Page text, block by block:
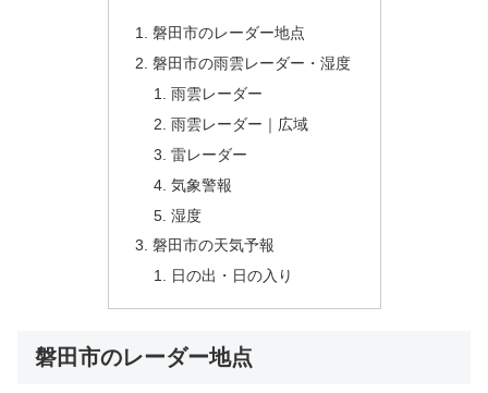
磐田市のレーダー地点
磐田市の雨雲レーダー・湿度
雨雲レーダー
雨雲レーダー｜広域
雷レーダー
気象警報
湿度
磐田市の天気予報
日の出・日の入り
磐田市のレーダー地点